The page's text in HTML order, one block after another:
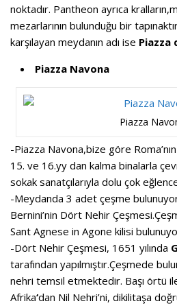
noktadır. Pantheon ayrıca
mezarlarının bulunduğu bir
karşılayan meydanın adı ise Piazza
Piazza Navona
Piazza
-Piazza Navona,bize göre
15. ve 16.yy dan kalma binalarla
sokak sanatçılarıyla dolu çok
-Meydanda 3 adet çeşme
Bernini’nin Dört Nehir
Sant Agnese in Agone kilisi
-Dört Nehir Çeşmesi, 1651 yılında
tarafından yapılmıştır.Çeşmede
nehri temsil etmektedir. Başı örtü
Afrika‘dan Nil Nehri’ni, dikilitaşa